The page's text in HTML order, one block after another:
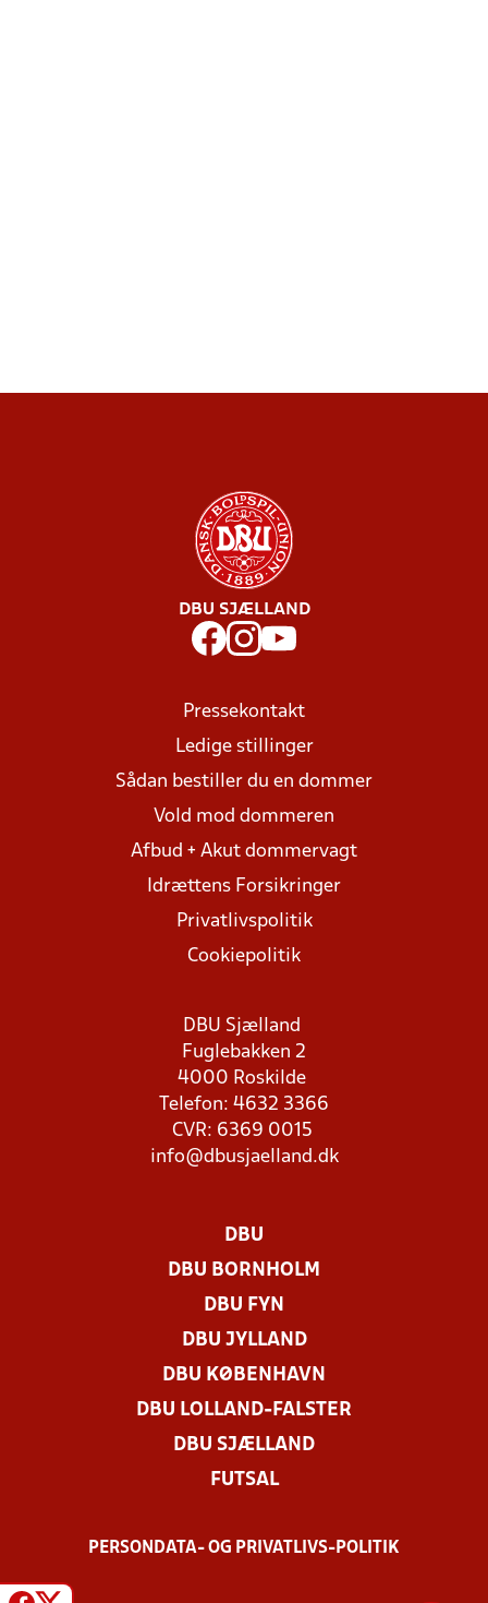
DBU SJÆLLAND
Pressekontakt
Ledige stillinger
Sådan bestiller du en dommer
Vold mod dommeren
Afbud + Akut dommervagt
Idrættens Forsikringer
Privatlivspolitik
Cookiepolitik
DBU Sjælland
Fuglebakken 2
4000 Roskilde
Telefon: 4632 3366
CVR: 6369 0015
info@dbusjaelland.dk
DBU
DBU BORNHOLM
DBU FYN
DBU JYLLAND
DBU KØBENHAVN
DBU LOLLAND-FALSTER
DBU SJÆLLAND
FUTSAL
PERSONDATA- OG PRIVATLIVS-POLITIK